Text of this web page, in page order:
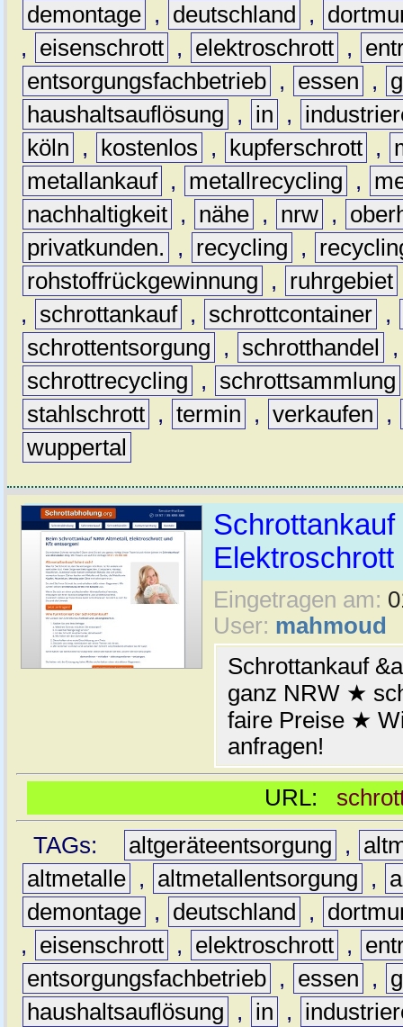
demontage , deutschland ,
,
eisenschrott , elektroschrott ,
entsorgungsfachbetrieb , essen ,
haushaltsauflösung
, in ,
köln
, kostenlos , kupferschrott ,
metallankauf , metallrecycling ,
nachhaltigkeit , nähe , nrw ,
privatkunden.
, recycling ,
rohstoffrückgewinnung
, ruhrgebiet
,
schrottankauf , schrottcontainer ,
schrottentsorgung
, schrotthandel
schrottrecycling
, schrottsammlung
stahlschrott , termin , verkaufen
,
wuppertal
Schrottankauf
Elektroschrott
Eingetragen am:
User: mahmoud
Schrottankauf
ganz NRW ★
faire Preise ★
anfragen!
URL:
TAGs:
altgeräteentsorgung ,
altmetalle , altmetallentsorgung ,
demontage , deutschland ,
,
eisenschrott , elektroschrott ,
entsorgungsfachbetrieb , essen ,
haushaltsauflösung
, in ,